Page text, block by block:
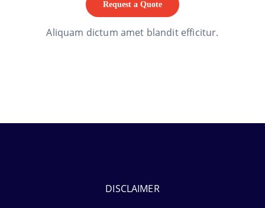
Request a Quote
Aliquam dictum amet blandit efficitur.
DISCLAIMER